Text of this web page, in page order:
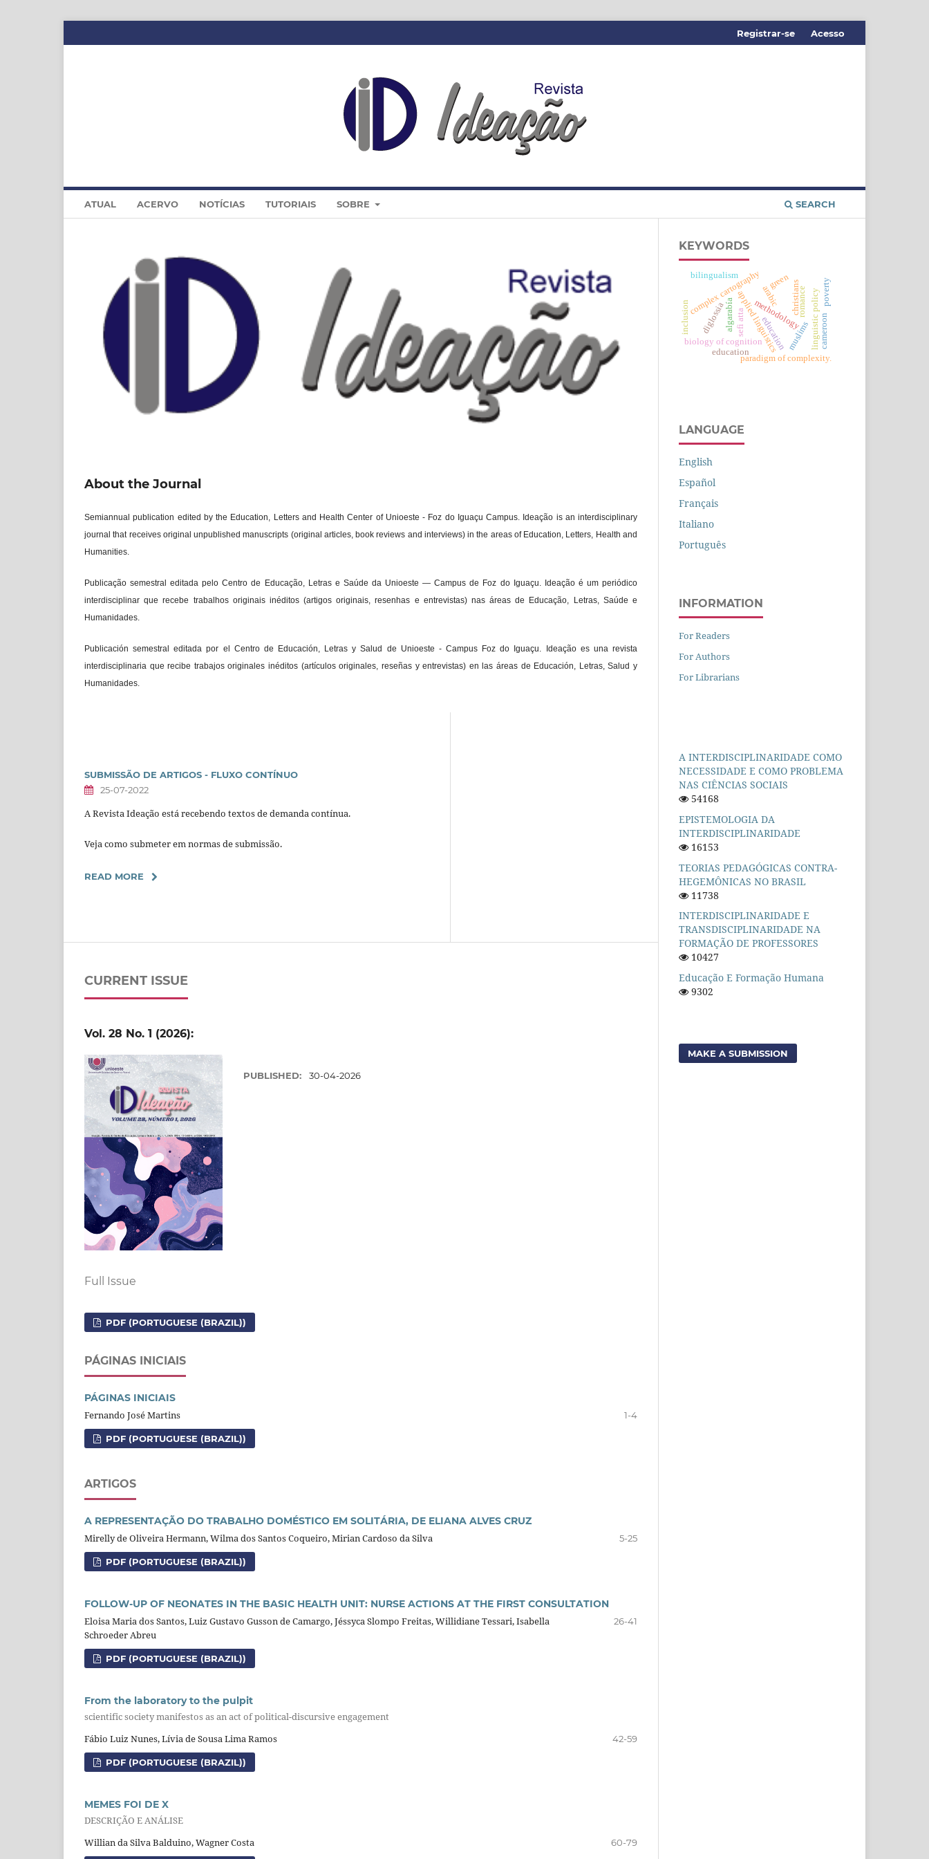
ATUAL ACERVO NOTÍCIAS TUTORIAIS SOBRE SEARCH
Registrar-se Acesso
About the Journal
Semiannual publication edited by the Education, Letters and Health Center of Unioeste - Foz do Iguaçu Campus. Ideação is an interdisciplinary
journal that receives original unpublished manuscripts (original articles, book reviews and interviews) in the areas of Education, Letters, Health and
Humanities.
Publicação semestral editada pelo Centro de Educação, Letras e Saúde da Unioeste — Campus de Foz do Iguaçu. Ideação é um periódico
interdisciplinar que recebe trabalhos originais inéditos (artigos originais, resenhas e entrevistas) nas áreas de Educação, Letras, Saúde e
Humanidades.
Publicación semestral editada por el Centro de Educación, Letras y Salud de Unioeste - Campus Foz do Iguaçu. Ideação es una revista
interdisciplinaria que recibe trabajos originales inéditos (artículos originales, reseñas y entrevistas) en las áreas de Educación, Letras, Salud y
Humanidades.
SUBMISSÃO DE ARTIGOS - FLUXO CONTÍNUO
25-07-2022
A Revista Ideação está recebendo textos de demanda contínua.
Veja como submeter em normas de submissão.
READ MORE
CURRENT ISSUE
Vol. 28 No. 1 (2026):
PUBLISHED: 30-04-2026
Full Issue
PDF (PORTUGUESE (BRAZIL))
PÁGINAS INICIAIS
PÁGINAS INICIAIS
Fernando José Martins
1-4
PDF (PORTUGUESE (BRAZIL))
ARTIGOS
A REPRESENTAÇÃO DO TRABALHO DOMÉSTICO EM SOLITÁRIA, DE ELIANA ALVES CRUZ
Mirelly de Oliveira Hermann, Wilma dos Santos Coqueiro, Mirian Cardoso da Silva
5-25
PDF (PORTUGUESE (BRAZIL))
FOLLOW-UP OF NEONATES IN THE BASIC HEALTH UNIT: NURSE ACTIONS AT THE FIRST CONSULTATION
Eloisa Maria dos Santos, Luiz Gustavo Gusson de Camargo, Jéssyca Slompo Freitas, Willidiane Tessari, Isabella
Schroeder Abreu
26-41
PDF (PORTUGUESE (BRAZIL))
From the laboratory to the pulpit
scientific society manifestos as an act of political-discursive engagement
Fábio Luiz Nunes, Lívia de Sousa Lima Ramos
42-59
PDF (PORTUGUESE (BRAZIL))
MEMES FOI DE X
DESCRIÇÃO E ANÁLISE
Willian da Silva Balduino, Wagner Costa
60-79
KEYWORDS
applied linguistics
methodology
complex cartography
biology of cognition
paradigm of complexity.
christians
muslims
arabic
algarabía romance
diglossia linguistic policy
education
cameroon
sefi atta
green
bilingualism
inclusion education
poverty
LANGUAGE
English
Español
Français
Italiano
Português
INFORMATION
For Readers
For Authors
For Librarians
A INTERDISCIPLINARIDADE COMO
NECESSIDADE E COMO PROBLEMA
NAS CIÊNCIAS SOCIAIS
54168
EPISTEMOLOGIA DA
INTERDISCIPLINARIDADE
16153
TEORIAS PEDAGÓGICAS CONTRA-
HEGEMÔNICAS NO BRASIL
11738
INTERDISCIPLINARIDADE E
TRANSDISCIPLINARIDADE NA
FORMAÇÃO DE PROFESSORES
10427
Educação E Formação Humana
9302
MAKE A SUBMISSION